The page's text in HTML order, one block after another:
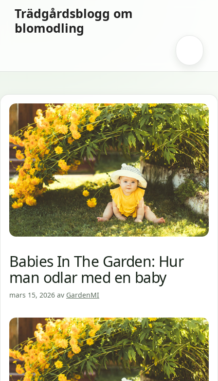
innehåll
Trädgårdsblogg om
blomodling
Babies In The Garden: Hur
man odlar med en baby
mars 15, 2026 av GardenMI